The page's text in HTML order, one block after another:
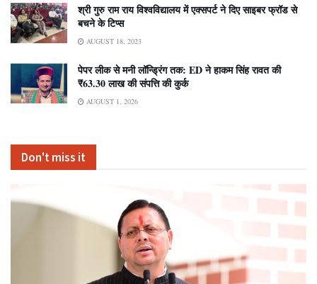
श्री गुरु राम राय विश्वविद्यालय में एक्सपर्ट ने दिए साइबर फ्रॉड से
बचने के टिप्स
AUGUST 18, 2023
पेपर लीक से मनी लॉन्ड्रिंग तक: ED ने हाकम सिंह रावत की
₹63.30 लाख की संपत्ति की कुर्क
AUGUST 1, 2026
Don't miss it